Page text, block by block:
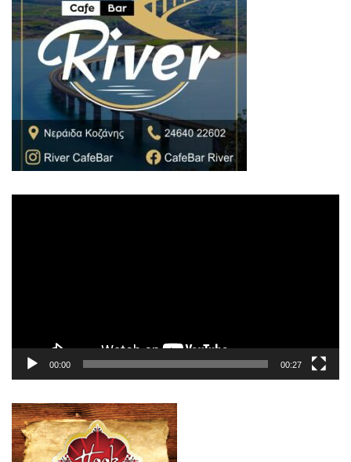
00:00 00:27